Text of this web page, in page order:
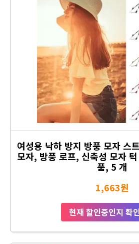
여성용 낙하 방지 방풍 모자 스
모자, 방풍 로프, 신축성 모자
품, 5 개
1,663원
현재 할인중인지 확